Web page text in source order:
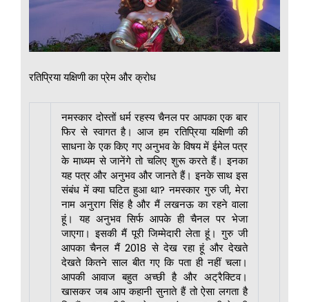
रतिप्रिया यक्षिणी का प्रेम और क्रोध
नमस्कार दोस्तों धर्म रहस्य चैनल पर आपका एक बार
फिर से स्वागत है। आज हम रतिप्रिया यक्षिणी की
साधना के एक किए गए अनुभव के विषय में ईमेल पत्र
के माध्यम से जानेंगे तो चलिए शुरू करते हैं। इनका
यह पत्र और अनुभव और जानते हैं। इनके साथ इस
संबंध में क्या घटित हुआ था? नमस्कार गुरु जी, मेरा
नाम अनुराग सिंह है और मैं लखनऊ का रहने वाला
हूं। यह अनुभव सिर्फ आपके ही चैनल पर भेजा
जाएगा। इसकी मैं पूरी जिम्मेदारी लेता हूं। गुरु जी
आपका चैनल मैं 2018 से देख रहा हूं और देखते
देखते कितने साल बीत गए कि पता ही नहीं चला।
आपकी आवाज बहुत अच्छी है और अट्रैक्टिव।
खासकर जब आप कहानी सुनाते हैं तो ऐसा लगता है